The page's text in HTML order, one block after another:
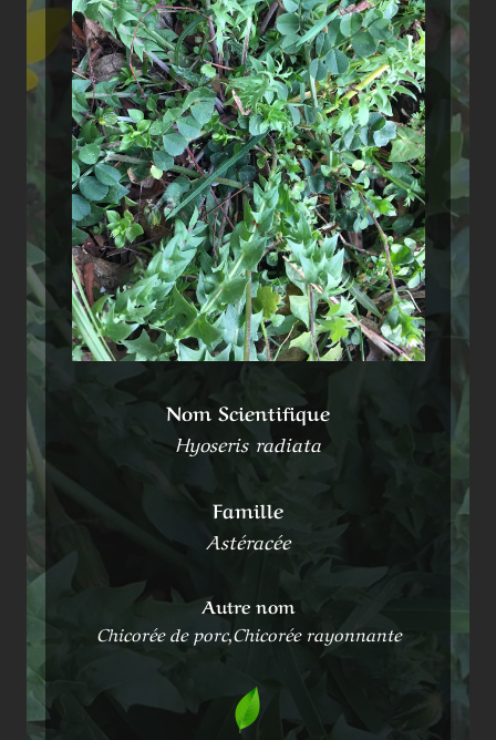
Nom Scientifique
Hyoseris radiata
Famille
Astéracée
Autre nom
Chicorée de porc,Chicorée rayonnante